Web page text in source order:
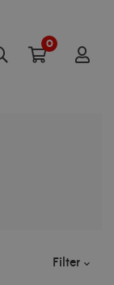
0
Filter